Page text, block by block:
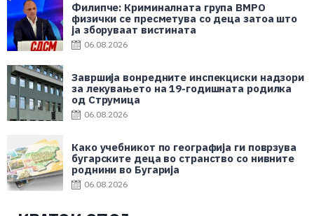
Филипче: Криминалната група ВМРО
физички се пресметува со деца затоа што
ја зборуваат вистината
06.08.2026
Завршија вонредните инспекциски надзори
за лекувањето на 19-годишната родилка
од Струмица
06.08.2026
Како учебникот по географија ги поврзува
бугарските деца во странство со нивните
роднини во Бугарија
06.08.2026